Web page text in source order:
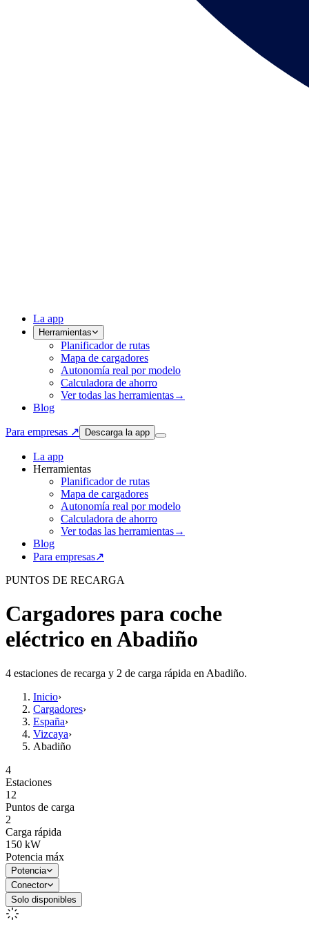
La app
Herramientas
Planificador de rutas
Mapa de cargadores
Autonomía real por modelo
Calculadora de ahorro
Ver todas las herramientas→
Blog
Para empresas ↗ Descarga la app
La app
Herramientas
Planificador de rutas
Mapa de cargadores
Autonomía real por modelo
Calculadora de ahorro
Ver todas las herramientas→
Blog
Para empresas↗
PUNTOS DE RECARGA
Cargadores para coche
eléctrico en Abadiño
4 estaciones de recarga y 2 de carga rápida en Abadiño.
Inicio›
Cargadores›
España›
Vizcaya›
Abadiño
4
Estaciones
12
Puntos de carga
2
Carga rápida
150 kW
Potencia máx
Potencia
Conector
Solo disponibles